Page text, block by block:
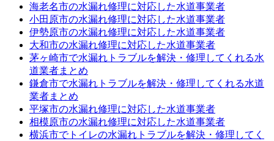
海老名市の水漏れ修理に対応した水道事業者
小田原市の水漏れ修理に対応した水道事業者
伊勢原市の水漏れ修理に対応した水道事業者
大和市の水漏れ修理に対応した水道事業者
茅ヶ崎市で水漏れトラブルを解決・修理してくれる水
道業者まとめ
鎌倉市で水漏れトラブルを解決・修理してくれる水道
業者まとめ
平塚市の水漏れ修理に対応した水道事業者
相模原市の水漏れ修理に対応した水道事業者
横浜市でトイレの水漏れトラブルを解決・修理してく